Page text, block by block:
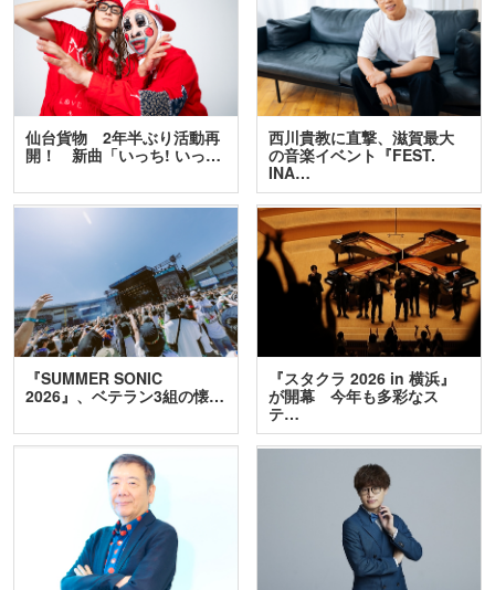
仙台貨物 2年半ぶり活動再
開！ 新曲「いっち! いっ…
西川貴教に直撃、滋賀最大
の音楽イベント『FEST.
INA…
『SUMMER SONIC
2026』、ベテラン3組の懐…
『スタクラ 2026 in 横浜』
が開幕 今年も多彩なス
テ…